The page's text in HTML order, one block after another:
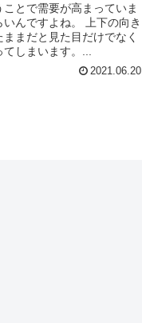
とで需要が高まっていま
んですよね。 上下の向き
まだと見た目だけでなく
しまいます。...
2021.06.20